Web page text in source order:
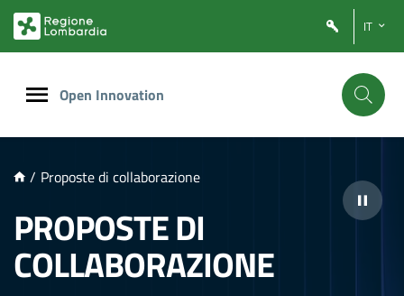
PRINCIPALE
IT
Open Innovation
/ Proposte di collaborazione
PROPOSTE DI
COLLABORAZIONE